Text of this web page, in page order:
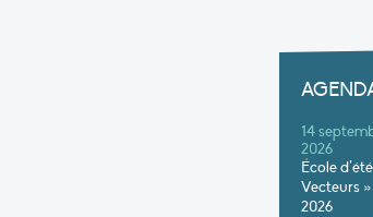
14
2026
École
Vecteurs
2026